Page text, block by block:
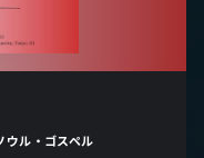
ル・ゴスペル